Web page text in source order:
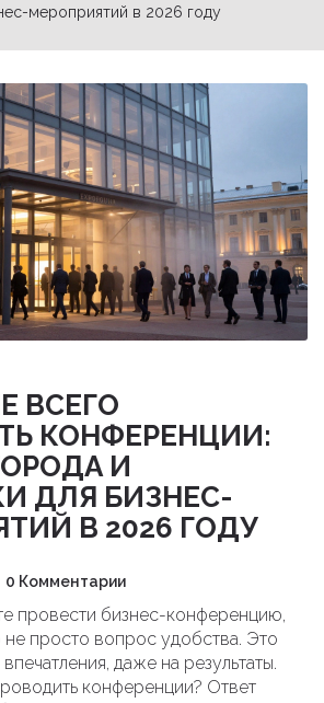
мероприятий в 2026 году
ВСЕГО
КОНФЕРЕНЦИИ:
И
ДЛЯ БИЗНЕС-
В 2026 ГОДУ
0 Комментарии
провести бизнес-конференцию,
просто вопрос удобства. Это
даже на результаты.
конференции? Ответ